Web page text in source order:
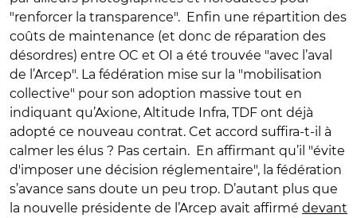
"renforcer la transparence". Enfin une répartition des
coûts de maintenance (et donc de réparation des
désordres) entre OC et OI a été trouvée "avec l’aval
de l’Arcep". La fédération mise sur la "mobilisation
collective" pour son adoption massive tout en
indiquant qu’Axione, Altitude Infra, TDF ont déjà
adopté ce nouveau contrat. Cet accord suffira-t-il à
calmer les élus ? Pas certain. En affirmant qu’il "évite
d'imposer une décision réglementaire", la fédération
s’avance sans doute un peu trop. D’autant plus que
la nouvelle présidente de l’Arcep avait affirmé devant